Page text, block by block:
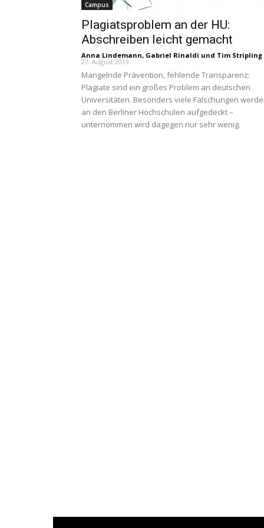
Campus
Plagiatsproblem an der HU:
Abschreiben leicht gemacht
Anna Lindemann, Gabriel Rinaldi und Tim Stripling
27. August 2019
Mangelnde Prävention, fehlende Transparenz:
Plagiate sind ein großes Problem an deutschen
Universitäten. Besonders viele Fälschungen
an den Berliner Hochschulen aufgedeckt –
unternommen wird dagegen nur sehr wenig.